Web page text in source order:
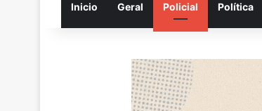
Inicio Geral Policial Política